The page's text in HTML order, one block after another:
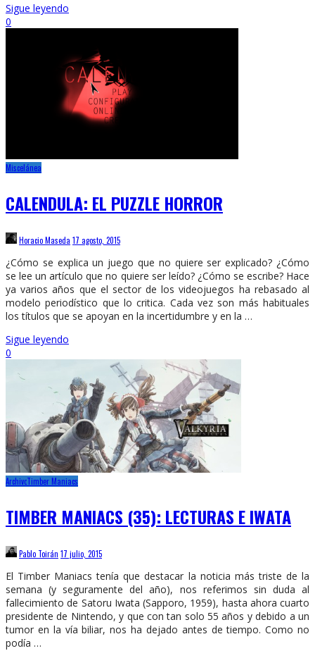
Sigue leyendo
0
Miscelánea
CALENDULA: EL PUZZLE HORROR
Horacio Maseda 17 agosto, 2015
¿Cómo se explica un juego que no quiere ser explicado? ¿Cómo
se lee un artículo que no quiere ser leído? ¿Cómo se escribe? Hace
ya varios años que el sector de los videojuegos ha rebasado al
modelo periodístico que lo critica. Cada vez son más habituales
los títulos que se apoyan en la incertidumbre y en la …
Sigue leyendo
0
ArchivoTimber Maniacs
TIMBER MANIACS (35): LECTURAS E IWATA
Pablo Toirán 17 julio, 2015
El Timber Maniacs tenía que destacar la noticia más triste de la
semana (y seguramente del año), nos referimos sin duda al
fallecimiento de Satoru Iwata (Sapporo, 1959), hasta ahora cuarto
presidente de Nintendo, y que con tan solo 55 años y debido a un
tumor en la vía biliar, nos ha dejado antes de tiempo. Como no
podía …